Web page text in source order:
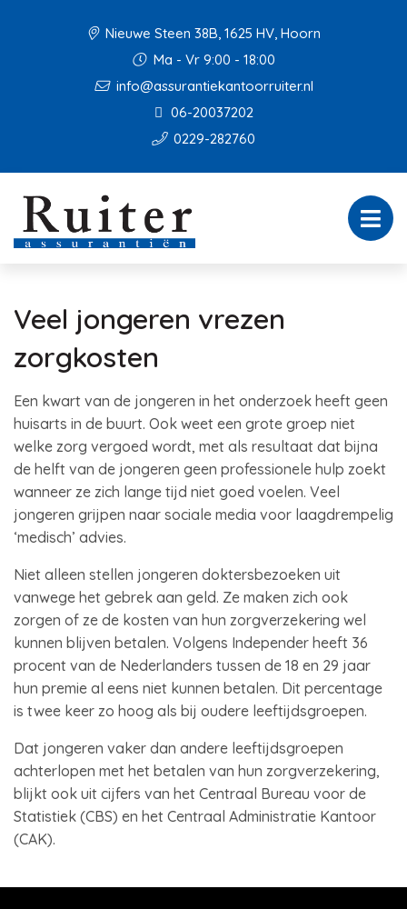
Nieuwe Steen 38B, 1625 HV, Hoorn
Ma - Vr 9:00 - 18:00
info@assurantiekantoorruiter.nl
06-20037202
0229-282760
Veel jongeren vrezen
zorgkosten
Een kwart van de jongeren in het onderzoek heeft geen
huisarts in de buurt. Ook weet een grote groep niet
welke zorg vergoed wordt, met als resultaat dat bijna
de helft van de jongeren geen professionele hulp zoekt
wanneer ze zich lange tijd niet goed voelen. Veel
jongeren grijpen naar sociale media voor laagdrempelig
‘medisch’ advies.
Niet alleen stellen jongeren doktersbezoeken uit
vanwege het gebrek aan geld. Ze maken zich ook
zorgen of ze de kosten van hun zorgverzekering wel
kunnen blijven betalen. Volgens Independer heeft 36
procent van de Nederlanders tussen de 18 en 29 jaar
hun premie al eens niet kunnen betalen. Dit percentage
is twee keer zo hoog als bij oudere leeftijdsgroepen.
Dat jongeren vaker dan andere leeftijdsgroepen
achterlopen met het betalen van hun zorgverzekering,
blijkt ook uit cijfers van het Centraal Bureau voor de
Statistiek (CBS) en het Centraal Administratie Kantoor
(CAK).